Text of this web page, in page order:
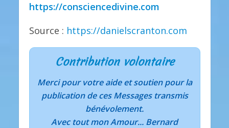
https://consciencedivine.com
Source : https://danielscranton.com
Contribution volontaire
Merci pour votre aide et soutien pour la
publication de ces Messages transmis
bénévolement.
Avec tout mon Amour... Bernard